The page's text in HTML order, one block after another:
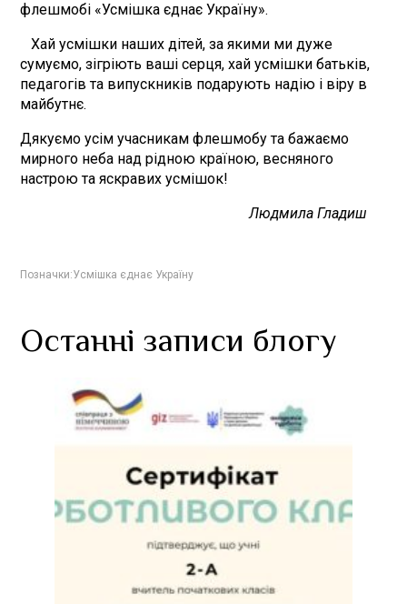
флешмобі «Усмішка єднає Україну».
Хай усмішки наших дітей, за якими ми дуже
сумуємо, зігріють ваші серця, хай усмішки батьків,
педагогів та випускників подарують надію і віру в
майбутнє.
Дякуємо усім учасникам флешмобу та бажаємо
мирного неба над рідною країною, весняного
настрою та яскравих усмішок!
Людмила Гладиш
Позначки:Усмішка єднає Україну
Останні записи блогу